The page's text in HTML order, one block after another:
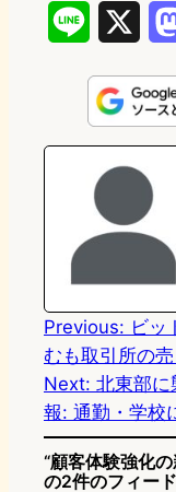
n
e
Previous: ビッ
むも取引所の
Next: 北東部に
報: 通勤・学校
“顧客体験強化
の2件のフィー